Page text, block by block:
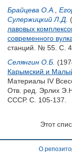
Брайцева О.А.
Сулержицкий Л.Д.
лавовых
современного
станций. № 55. С.
Селянгин О.Б.
Карымский и
Материалы IV
Отв. ред. Эрлих
СССР. С. 105-137.
Этот
О